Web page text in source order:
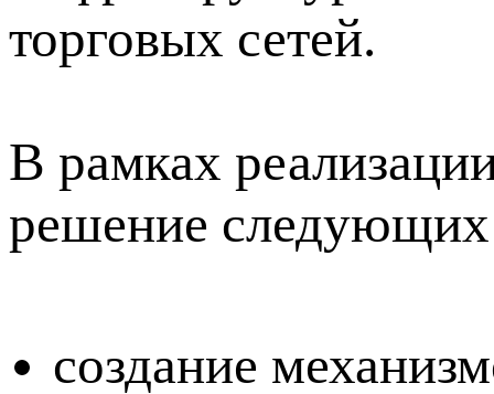
торговых сетей.
В рамках
решение следующих
создание